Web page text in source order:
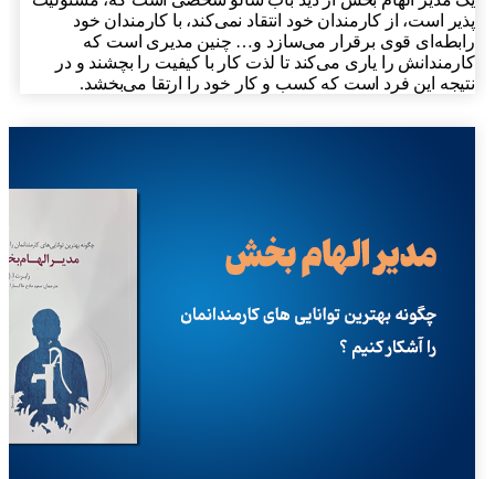
است، از کارمندان خود انتقاد نمی‌کند، با کارمندان خود
قوی برقرار می‌سازد و… چنین مدیری است که
را یاری می‌کند تا لذت کار با کیفیت را بچشند و در
این فرد است که کسب و کار خود را ارتقا می‌بخشد.